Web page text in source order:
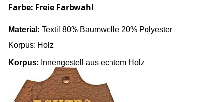
Farbe: Freie Farbwahl
Material: Textil 80% Baumwolle 20% Polyester
Korpus: Holz
Korpus: Innengestell aus echtem Holz